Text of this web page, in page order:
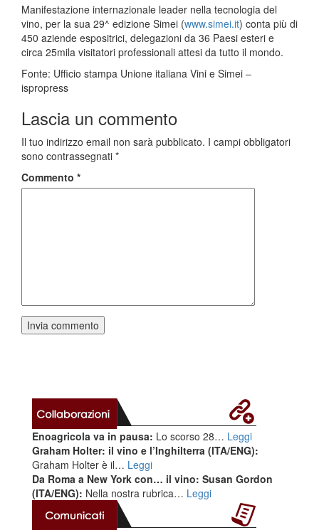
Manifestazione internazionale leader nella tecnologia del
vino, per la sua 29^ edizione Simei (www.simei.it) conta più di
450 aziende espositrici, delegazioni da 36 Paesi esteri e
circa 25mila visitatori professionali attesi da tutto il mondo.
Fonte: Ufficio stampa Unione italiana Vini e Simei –
ispropress
Lascia un commento
Il tuo indirizzo email non sarà pubblicato. I campi obbligatori
sono contrassegnati *
Commento *
Enoagricola va in pausa: Lo scorso 28… Leggi
Graham Holter: il vino e l’Inghilterra (ITA/ENG):
Graham Holter è il… Leggi
Da Roma a New York con… il vino: Susan Gordon
(ITA/ENG): Nella nostra rubrica… Leggi